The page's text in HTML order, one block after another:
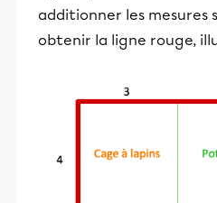
additionner les mesures
obtenir la ligne rouge,